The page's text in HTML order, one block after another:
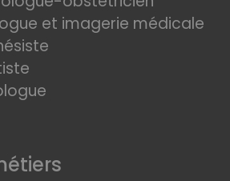
et imagerie médicale